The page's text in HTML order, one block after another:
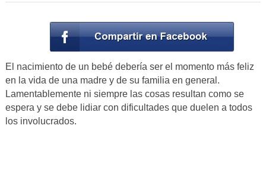
El nacimiento de un bebé debería ser el momento más feliz
en la vida de una madre y de su familia en general.
Lamentablemente ni siempre las cosas resultan como se
espera y se debe lidiar con dificultades que duelen a todos
los involucrados.